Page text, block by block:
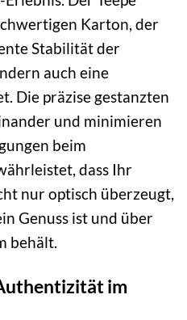
Karton, der
Stabilität der
auch eine
Die präzise gestanzten
und minimieren
beim
dass Ihr
nur optisch überzeugt,
Genuss ist und über
behält.
im